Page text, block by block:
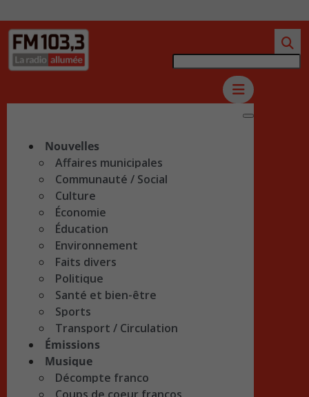
Nouvelles
Affaires municipales
Communauté / Social
Culture
Économie
Éducation
Environnement
Faits divers
Politique
Santé et bien-être
Sports
Transport / Circulation
Émissions
Musique
Décompte franco